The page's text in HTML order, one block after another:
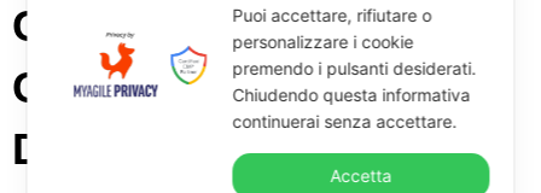
Corrente Senza Soldi:
Cosa Succede e Come
Difendersi
Puoi accettare, rifiutare o
personalizzare i cookie
premendo i pulsanti desiderati.
Chiudendo questa informativa
continuerai senza accettare.
Accetta